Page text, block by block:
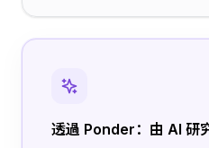
透過 Ponder：由 AI 研